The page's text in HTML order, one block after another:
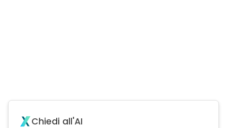
Chiedi all'AI